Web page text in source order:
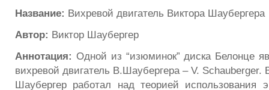
Название: Вихревой двигатель Виктора Шаубергера
Автор: Виктор Шаубергер
Аннотация: Одной из “изюминок” диска Белонце
вихревой двигатель В.Шаубергера – V. Schauberger.
Шаубергер работал над теорией использования